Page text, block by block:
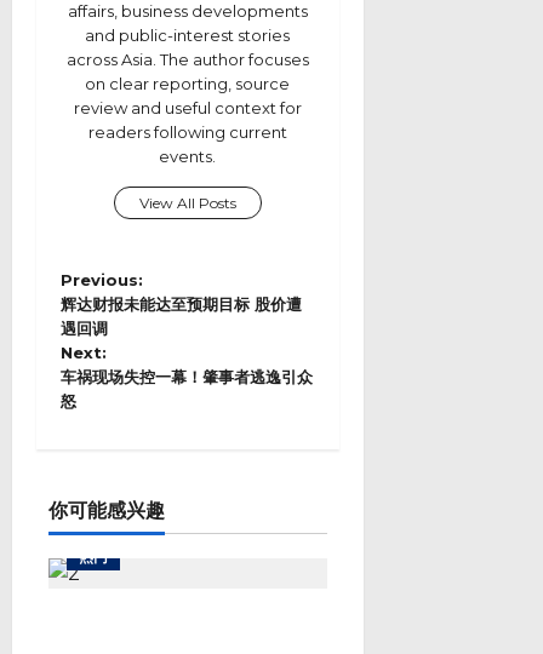
affairs, business developments
and public-interest stories
across Asia. The author focuses
on clear reporting, source
review and useful context for
readers following current
events.
View All Posts
P
o
s
t
n
a
a
t
i
o
Previous:
辉达财报未能达至预期目标 股价遭
遇回调
Next:
车祸现场失控一幕！肇事者逃逸引众
怒
你可能感兴趣
热门